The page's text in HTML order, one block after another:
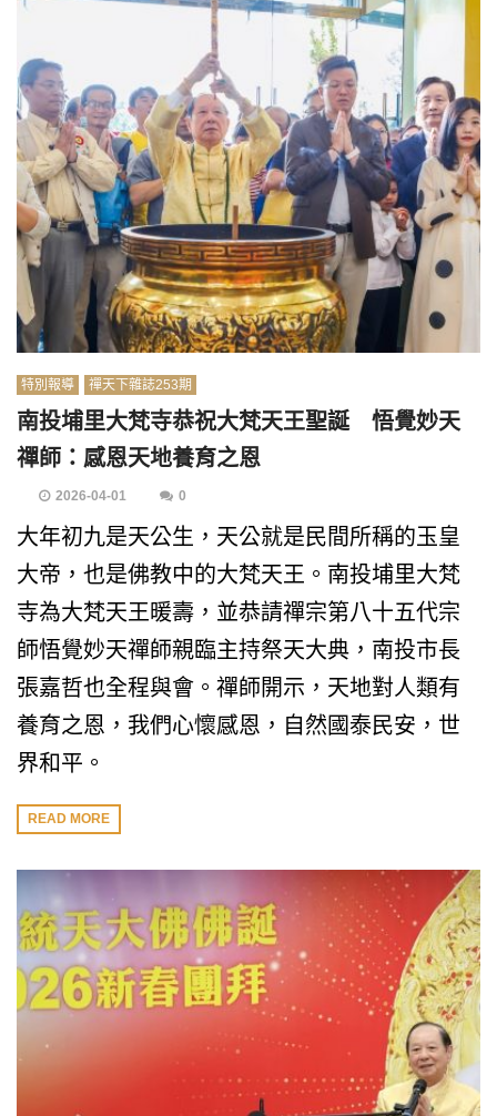
特別報導 禪天下雜誌253期
南投埔里大梵寺恭祝大梵天王聖誕 悟覺妙天
禪師：感恩天地養育之恩
2026-04-01 0
大年初九是天公生，天公就是民間所稱的玉皇
大帝，也是佛教中的大梵天王。南投埔里大梵
寺為大梵天王暖壽，並恭請禪宗第八十五代宗
師悟覺妙天禪師親臨主持祭天大典，南投市長
張嘉哲也全程與會。禪師開示，天地對人類有
養育之恩，我們心懷感恩，自然國泰民安，世
界和平。
READ MORE